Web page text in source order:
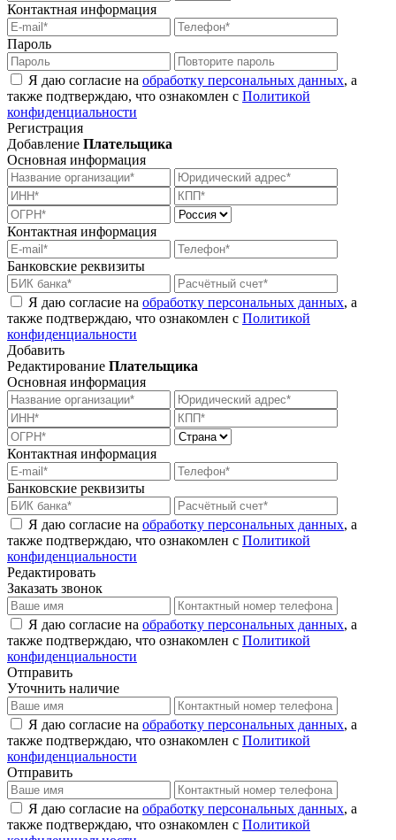
Контактная информация
Пароль
Я даю согласие на обработку персональных данных, а
также подтверждаю, что ознакомлен с Политикой
конфиденциальности
Регистрация
Добавление Плательщика
Основная информация
Контактная информация
Банковские реквизиты
Я даю согласие на обработку персональных данных, а
также подтверждаю, что ознакомлен с Политикой
конфиденциальности
Добавить
Редактирование Плательщика
Основная информация
Контактная информация
Банковские реквизиты
Я даю согласие на обработку персональных данных, а
также подтверждаю, что ознакомлен с Политикой
конфиденциальности
Редактировать
Заказать звонок
Я даю согласие на обработку персональных данных, а
также подтверждаю, что ознакомлен с Политикой
конфиденциальности
Отправить
Уточнить наличие
Я даю согласие на обработку персональных данных, а
также подтверждаю, что ознакомлен с Политикой
конфиденциальности
Отправить
Я даю согласие на обработку персональных данных, а
также подтверждаю, что ознакомлен с Политикой